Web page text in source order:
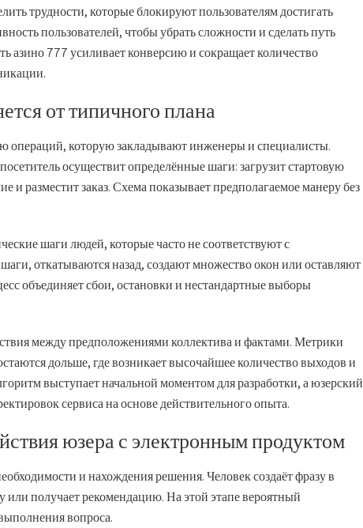
трудности, которые блокируют пользователям достигать
пользователей, чтобы убрать сложности и сделать путь
азино 777 усиливает конверсию и сокращает количество
от типичного плана
операций, которую закладывают инженеры и специалисты.
осуществит определённые шаги: загрузит стартовую
и разместит заказ. Схема показывает предполагаемое манеру без
шаги людей, которые часто не соответствуют с
откатываются назад, создают множество окон или оставляют
объединяет сбои, остановки и нестандартные выборы
между предположениями коллектива и фактами. Метрики
дольше, где возникает высочайшее количество выходов и
выступает начальной моментом для разработки, а юзерский
сервиса на основе действительного опыта.
юзера с электронным продуктом
и нахождения решения. Человек создаёт фразу в
или получает рекомендацию. На этой этапе вероятный
вопроса.